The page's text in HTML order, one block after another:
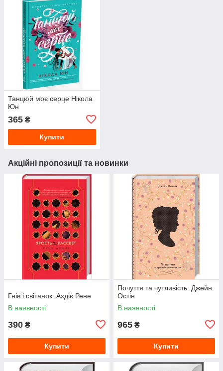
Танцюй моє серце Нікола
Юн
365 ₴
Купити
Акційні пропозиції та новинки
Гнів і світанок. Ахдіє Рене
В наявності
390 ₴
Купити
Почуття та чутливість. Джейн
Остін
В наявності
965 ₴
Купити